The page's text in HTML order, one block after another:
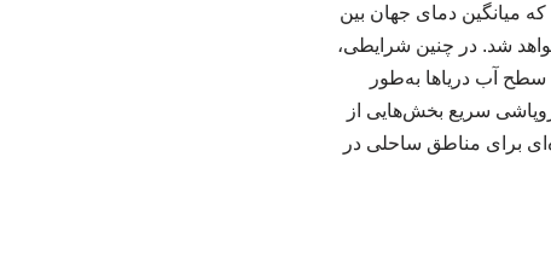
میانگین دمای جهان بین
خواهد شد. در چنین شرایطی،
آب دریاها به‌طور
۴ درجه فراتر رود، احتمال فروپاشی سریع بخش‌هایی از
برای مناطق ساحلی در